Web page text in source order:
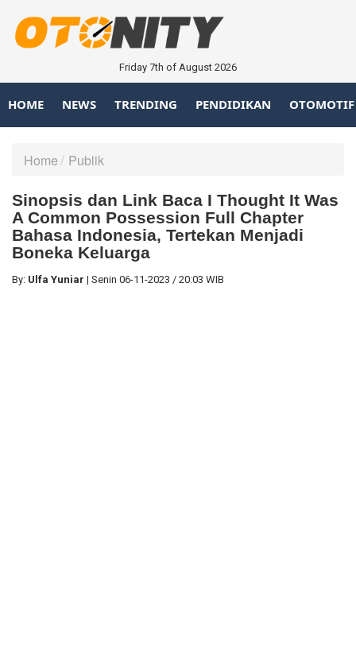
Friday 7th of August 2026
HOME NEWS TRENDING PENDIDIKAN OTOMOTIF
Home Publik
Sinopsis dan Link Baca I Thought It Was
A Common Possession Full Chapter
Bahasa Indonesia, Tertekan Menjadi
Boneka Keluarga
By: Ulfa Yuniar | Senin 06-11-2023 / 20:03 WIB